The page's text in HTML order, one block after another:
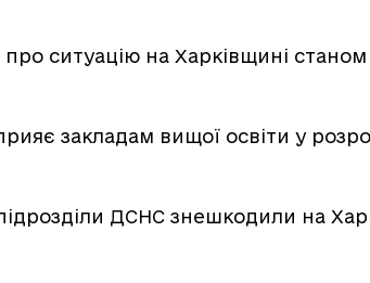
ситуацію на Харківщині станом
закладам вищої освіти у
ДСНС знешкодили на